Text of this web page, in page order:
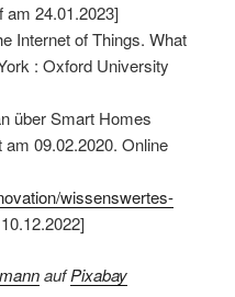
am 24.01.2023]
Internet of Things. What
: Oxford University
über Smart Homes
09.02.2020. Online
wissenswertes-
aufPixabay